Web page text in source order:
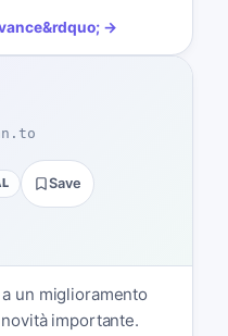
&rdquo; →
Save
un miglioramento
importante.